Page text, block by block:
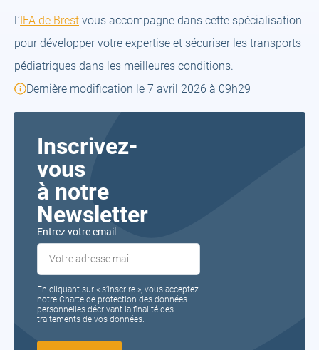
L’IFA de Brest vous accompagne dans cette spécialisation
pour développer votre expertise et sécuriser les transports
pédiatriques dans les meilleures conditions.
Dernière modification le 7 avril 2026 à 09h29
Inscrivez-
vous
à notre
Newsletter
Entrez votre email
En cliquant sur « s’inscrire », vous acceptez
notre Charte de protection des données
personnelles décrivant la finalité des
traitements de vos données.